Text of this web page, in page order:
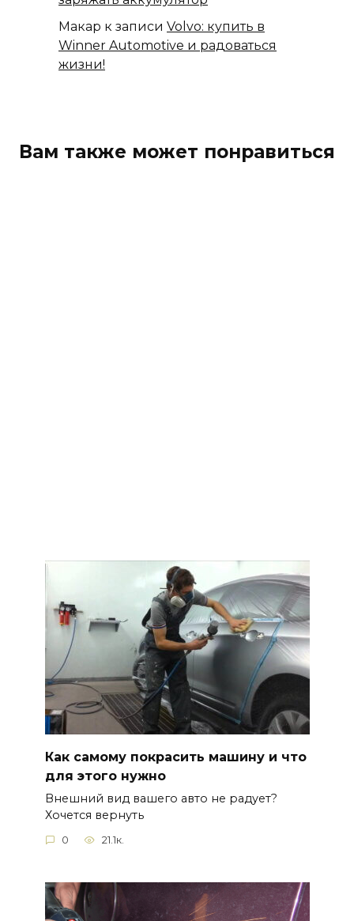
Макар к записи Volvo: купить в
Winner Automotive и радоваться
жизни!
Вам также может понравиться
Как самому покрасить машину и что
для этого нужно
Внешний вид вашего авто не радует?
Хочется вернуть
0 21.1к.